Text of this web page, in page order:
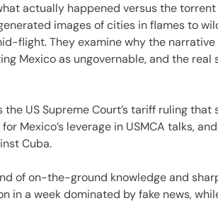
actually happened versus the
images of cities in flames to
flight. They examine why the
Mexico as ungovernable, and the real
US Supreme Court’s tariff ruling that
Mexico’s leverage in USMCA talks,
Cuba.
of on-the-ground knowledge and
in a week dominated by fake news,